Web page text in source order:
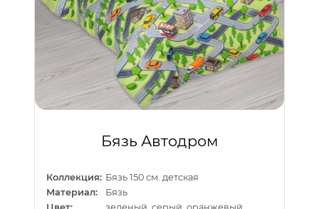
Бязь Автодром
Коллекция: Бязь 150 см. детская
Материал:
Бязь